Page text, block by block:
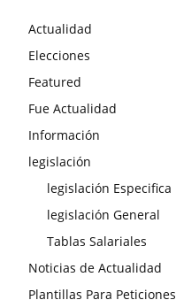
Actualidad
Elecciones
Featured
Fue Actualidad
Información
legislación
legislación Especifica
legislación General
Tablas Salariales
Noticias de Actualidad
Plantillas Para Peticiones